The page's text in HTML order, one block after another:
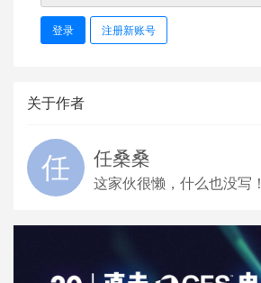
登录 注册新账号
关于作者
任桑桑
这家伙很懒，什么也没写！